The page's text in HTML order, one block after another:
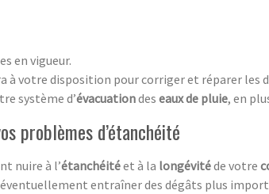
en vigueur.
à votre disposition pour corriger et réparer les
système d’évacuationdes eaux de pluie, en
problèmes d’étanchéité
nuire à l’étanchéitéet à la longévitéde votre
entraîner des dégâts plus